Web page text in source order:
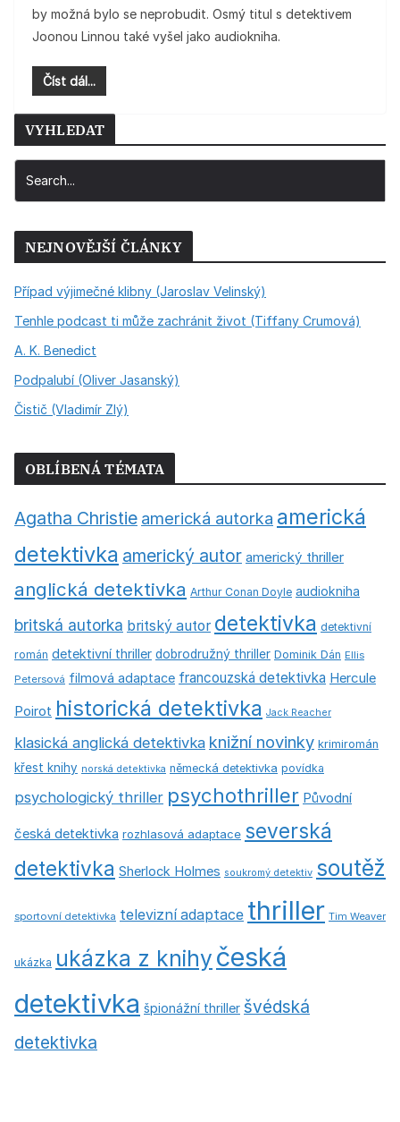
by možná bylo se neprobudit. Osmý titul s detektivem
Joonou Linnou také vyšel jako audiokniha.
Číst dál...
VYHLEDAT
NEJNOVĚJŠÍ ČLÁNKY
Případ výjimečné klibny (Jaroslav Velinský)
Tenhle podcast ti může zachránit život (Tiffany Crumová)
A. K. Benedict
Podpalubí (Oliver Jasanský)
Čistič (Vladimír Zlý)
OBLÍBENÁ TÉMATA
Agatha Christie americká autorka americká
detektivka americký autor americký thriller
anglická detektivka Arthur Conan Doyle audiokniha
britská autorka britský autor detektivka detektivní
román detektivní thriller dobrodružný thriller Dominik Dán Ellis
Petersová filmová adaptace francouzská detektivka Hercule
Poirot historická detektivka Jack Reacher
klasická anglická detektivka knižní novinky krimiromán
křest knihy norská detektivka německá detektivka povídka
psychologický thriller psychothriller Původní
česká detektivka rozhlasová adaptace severská
detektivka Sherlock Holmes soukromý detektiv soutěž
sportovní detektivka televizní adaptace thriller Tim Weaver
ukázka ukázka z knihy česká
detektivka špionážní thriller švédská
detektivka